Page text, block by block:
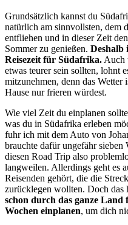
Grundsätzlich kannst du
natürlich am sinnvollsten, dem
entfliehen und in dieser Zeit
Sommer zu genießen. Deshalb
Reisezeit für Südafrika. Auch
etwas teurer sein sollten, lohnt
mitzunehmen, denn das Wetter
Hause nur frieren würdest.
Wie viel Zeit du einplanen
was du in Südafrika erleben
fuhr ich mit dem Auto von
brauchte dafür ungefähr
diesen Road Trip also
langweilen. Allerdings geht es
Reisenden gehört, die die
zurücklegen wollten. Doch das
schon durch das ganze
Wochen einplanen, um dich